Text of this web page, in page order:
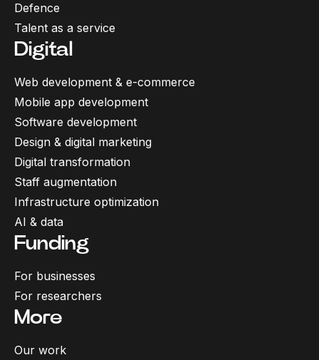
Defence
Talent as a service
Digital
Web development & e-commerce
Mobile app development
Software development
Design & digital marketing
Digital transformation
Staff augmentation
Infrastructure optimization
AI & data
Funding
For businesses
For researchers
More
Our work